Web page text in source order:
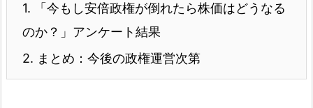
1. 「今もし安倍政権が倒れたら株価はどうなる
のか？」アンケート結果
2. まとめ：今後の政権運営次第